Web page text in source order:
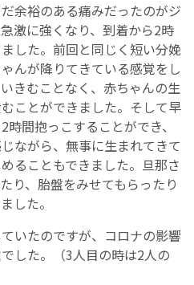
余裕のある痛みだったのがジ
激に強くなり、到着から2時
した。前回と同じく短い分娩
んが降りてきている感覚をし
きむことなく、赤ちゃんの生
ことができました。そして早
間抱っこすることができ、
ながら、無事に生まれてきて
ることもできました。旦那さ
り、胎盤をみせてもらったり
した。
いたのですが、コロナの影響
した。（3人目の時は2人の